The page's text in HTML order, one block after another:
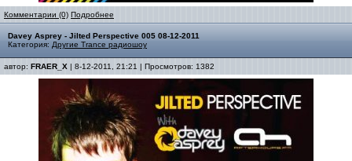
Комментарии (0) Подробнее
Davey Asprey - Jilted Perspective 005 08-12-2011
Категория: Другие Trance радиошоу
автор: FRAER_X | 8-12-2011, 21:21 | Просмотров: 1382